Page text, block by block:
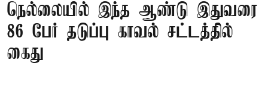
நெல்லையில் இந்த ஆண்டு இதுவரை
86 பேர் தடுப்பு காவல் சட்டத்தில்
கைது